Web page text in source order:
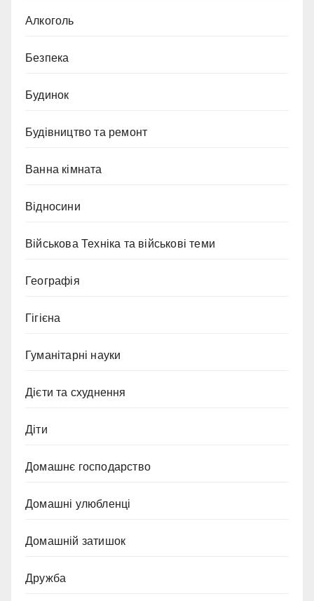
Алкоголь
Безпека
Будинок
Будівництво та ремонт
Ванна кімната
Відносини
Військова Техніка та військові теми
Географія
Гігієна
Гуманітарні науки
Дієти та схуднення
Діти
Домашнє господарство
Домашні улюбленці
Домашній затишок
Дружба